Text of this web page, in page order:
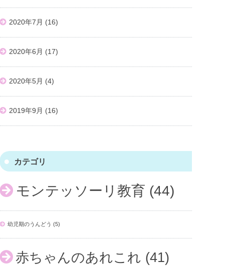
2020年7月 (16)
2020年6月 (17)
2020年5月 (4)
2019年9月 (16)
カテゴリ
モンテッソーリ教育 (44)
幼児期のうんどう (5)
赤ちゃんのあれこれ (41)